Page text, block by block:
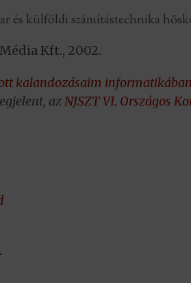
és külföldi számítástechnika
Kft., 2002.
kalandozásaim informatikában
azNJSZT VI. Országos